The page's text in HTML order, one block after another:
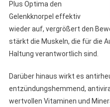
Plus Optima den
Gelenkknorpel effektiv
wieder auf, vergrößert den
stärkt die Muskeln, die für die
Haltung verantwortlich sind.
Darüber hinaus wirkt es
entzündungshemmend,
wertvollen Vitaminen und